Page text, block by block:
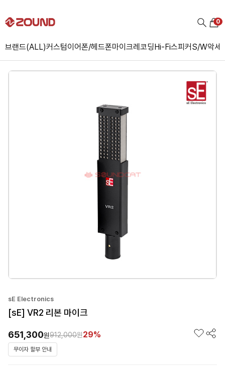
브랜드(ALL)커스텀이어폰/헤드폰마이크레코딩Hi-Fi스피커S/W악세
0
sE Electronics
[sE] VR2 리본 마이크
651,300원912,000원29%
무이자 할부 안내